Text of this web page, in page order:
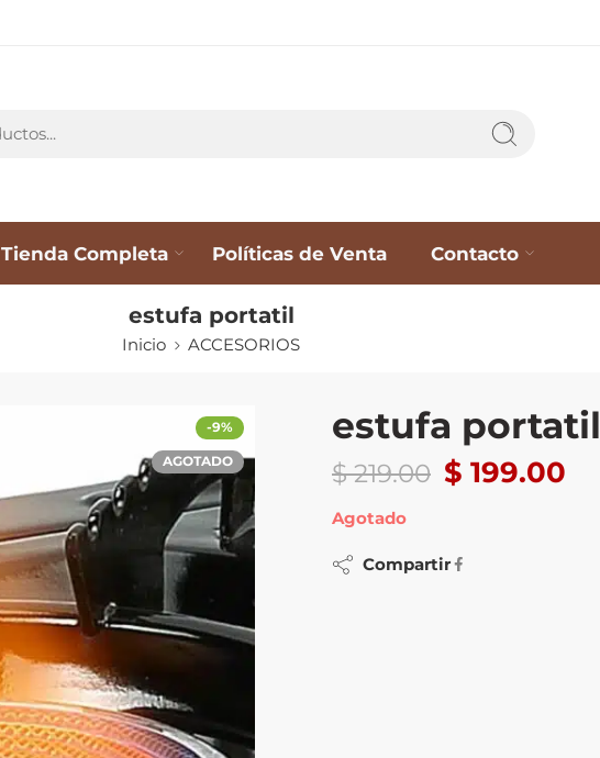
Tienda Completa Políticas de Venta Contacto
estufa portatil
Inicio ACCESORIOS
-9%
AGOTADO
estufa portatil
$219.00 $ 199.00
Agotado
Compartir